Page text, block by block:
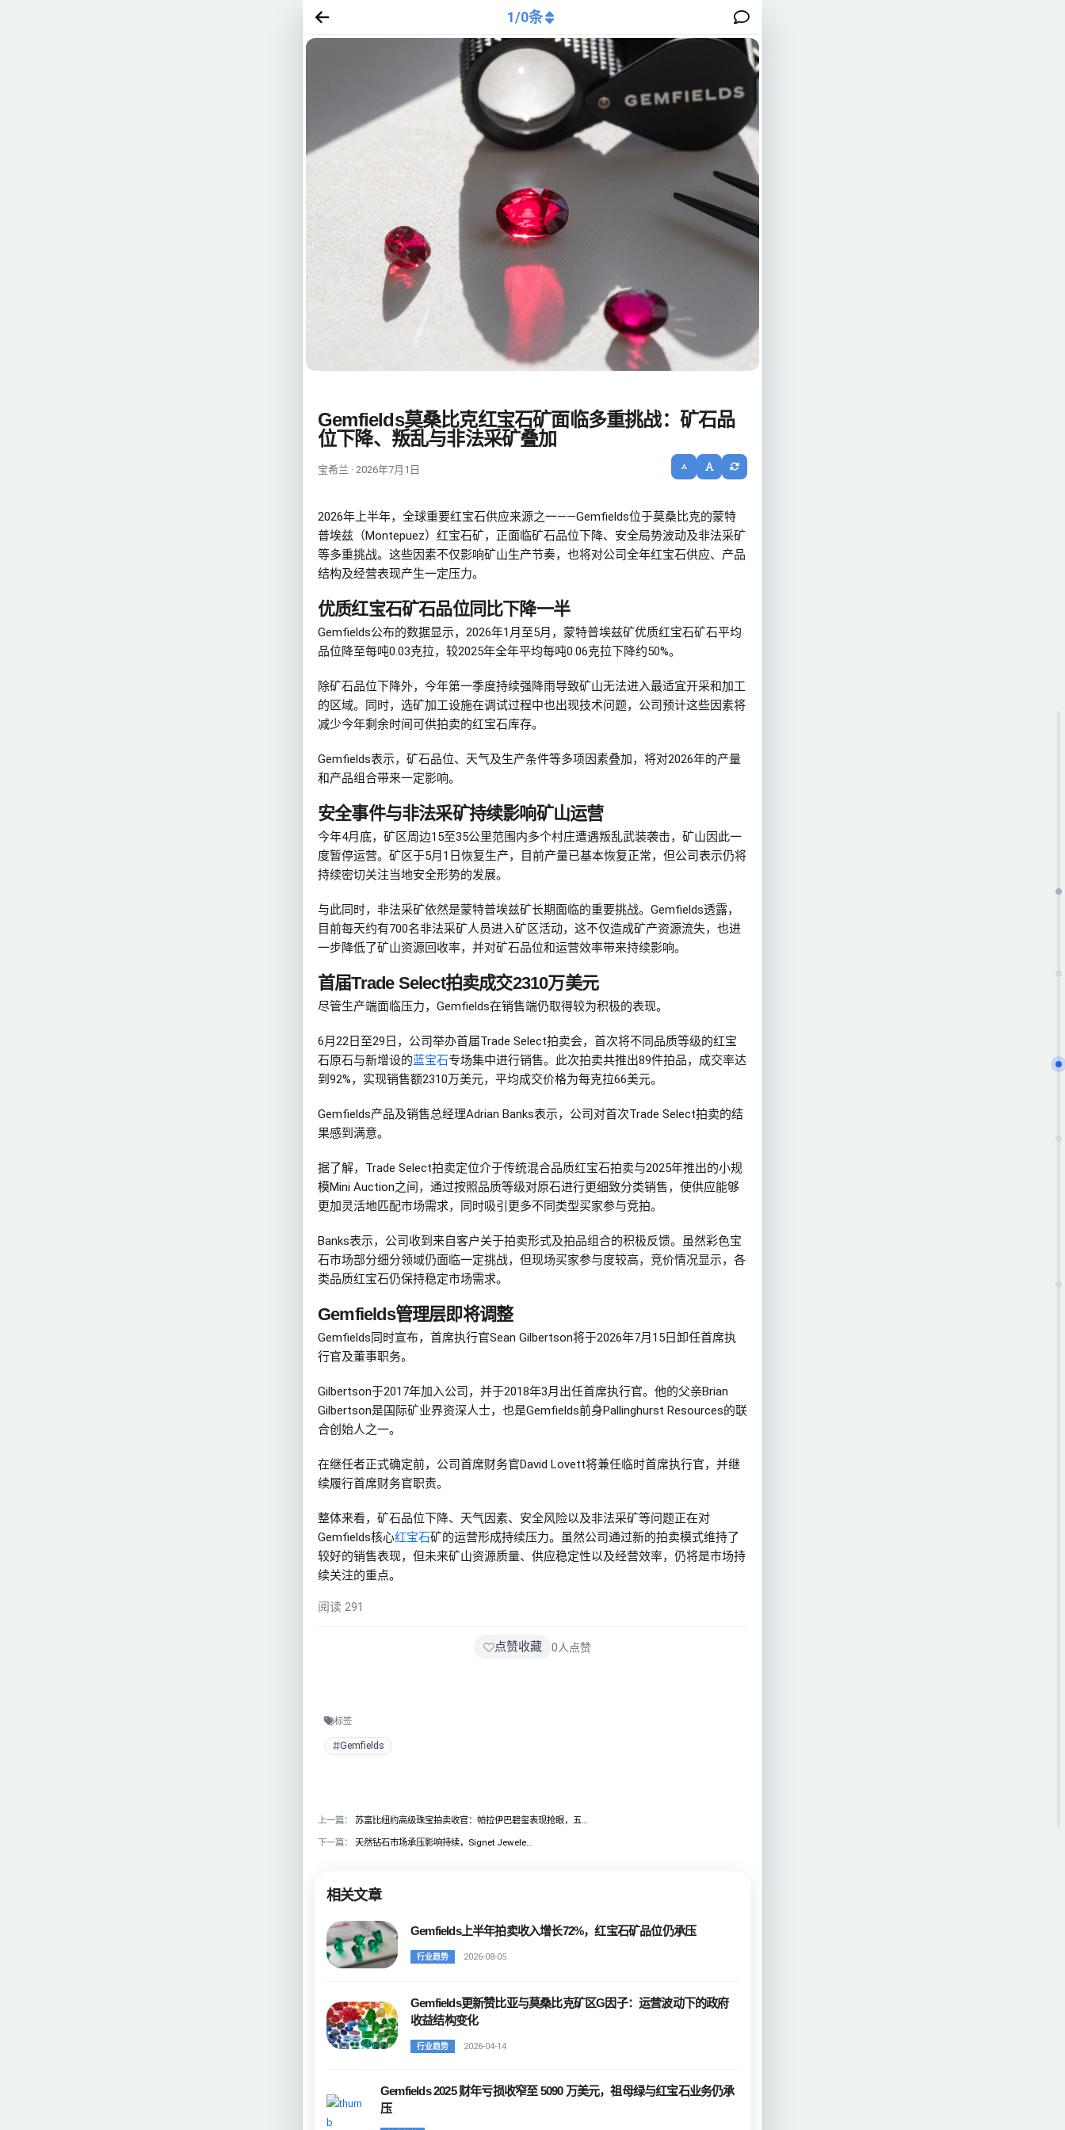
Gemfields莫桑比克红宝石矿面临多重挑战：矿石品
位下降、叛乱与非法采矿叠加
宝希兰 · 2026年7月1日
2026年上半年，全球重要红宝石供应来源之一——Gemfields位于莫桑比克的蒙特
普埃兹（Montepuez）红宝石矿，正面临矿石品位下降、安全局势波动及非法采矿
等多重挑战。这些因素不仅影响矿山生产节奏，也将对公司全年红宝石供应、产品
结构及经营表现产生一定压力。
优质红宝石矿石品位同比下降一半
Gemfields公布的数据显示，2026年1月至5月，蒙特普埃兹矿优质红宝石矿石平均
品位降至每吨0.03克拉，较2025年全年平均每吨0.06克拉下降约50%。
除矿石品位下降外，今年第一季度持续强降雨导致矿山无法进入最适宜开采和加工
的区域。同时，选矿加工设施在调试过程中也出现技术问题，公司预计这些因素将
减少今年剩余时间可供拍卖的红宝石库存。
Gemfields表示，矿石品位、天气及生产条件等多项因素叠加，将对2026年的产量
和产品组合带来一定影响。
安全事件与非法采矿持续影响矿山运营
今年4月底，矿区周边15至35公里范围内多个村庄遭遇叛乱武装袭击，矿山因此一
度暂停运营。矿区于5月1日恢复生产，目前产量已基本恢复正常，但公司表示仍将
持续密切关注当地安全形势的发展。
与此同时，非法采矿依然是蒙特普埃兹矿长期面临的重要挑战。Gemfields透露，
目前每天约有700名非法采矿人员进入矿区活动，这不仅造成矿产资源流失，也进
一步降低了矿山资源回收率，并对矿石品位和运营效率带来持续影响。
首届Trade Select拍卖成交2310万美元
尽管生产端面临压力，Gemfields在销售端仍取得较为积极的表现。
6月22日至29日，公司举办首届Trade Select拍卖会，首次将不同品质等级的红宝
石原石与新增设的蓝宝石专场集中进行销售。此次拍卖共推出89件拍品，成交率达
到92%，实现销售额2310万美元，平均成交价格为每克拉66美元。
Gemfields产品及销售总经理Adrian Banks表示，公司对首次Trade Select拍卖的结
果感到满意。
据了解，Trade Select拍卖定位介于传统混合品质红宝石拍卖与2025年推出的小规
模Mini Auction之间，通过按照品质等级对原石进行更细致分类销售，使供应能够
更加灵活地匹配市场需求，同时吸引更多不同类型买家参与竞拍。
Banks表示，公司收到来自客户关于拍卖形式及拍品组合的积极反馈。虽然彩色宝
石市场部分细分领域仍面临一定挑战，但现场买家参与度较高，竞价情况显示，各
类品质红宝石仍保持稳定市场需求。
Gemfields管理层即将调整
Gemfields同时宣布，首席执行官Sean Gilbertson将于2026年7月15日卸任首席执
行官及董事职务。
Gilbertson于2017年加入公司，并于2018年3月出任首席执行官。他的父亲Brian
Gilbertson是国际矿业界资深人士，也是Gemfields前身Pallinghurst Resources的联
合创始人之一。
在继任者正式确定前，公司首席财务官David Lovett将兼任临时首席执行官，并继
续履行首席财务官职责。
整体来看，矿石品位下降、天气因素、安全风险以及非法采矿等问题正在对
Gemfields核心红宝石矿的运营形成持续压力。虽然公司通过新的拍卖模式维持了
较好的销售表现，但未来矿山资源质量、供应稳定性以及经营效率，仍将是市场持
续关注的重点。
阅读 291
点赞收藏 0人点赞
标签
Gemfields
上一篇：
苏富比纽约高级珠宝拍卖收官：帕拉伊巴碧玺表现抢眼，五…
下一篇：
天然钻石市场承压影响持续，Signet Jewele…
相关文章
Gemfields上半年拍卖收入增长72%，红宝石矿品位仍承压
行业趋势 2026-08-05
Gemfields更新赞比亚与莫桑比克矿区G因子：运营波动下的政府
收益结构变化
行业趋势 2026-04-14
Gemfields 2025 财年亏损收窄至 5090 万美元，祖母绿与红宝石业务仍承
压
1/0条